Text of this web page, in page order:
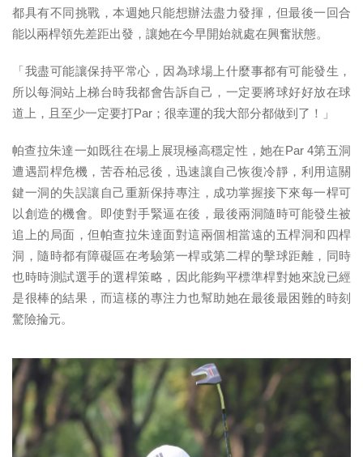
都具有不同挑戰，本週她只能想辦法盡力發揮，但最後一回合
能以兩桿領先差距出發，讓她在今早開始就處在興奮狀態。
「我盡可能讓保持平常心，因為球場上什麼事都有可能發生，
所以每洞站上梯台時我都會告訴自己，一定要將球好好放在球
道上，且至少一定要打Par；很幸運的我大部分都做到了！」
帕查拉朱達一如既往在場上展現極高穩定性，她在Par 4第五洞
遭遇罰桿危機，苦吞柏忌後，迅速讓自己恢復冷靜，利用這關
鍵一洞的失誤讓自己重新保持專注，成功掌握接下來每一桿可
以創造的機會。即使對手緊逼在後，最後兩洞隨時可能發生被
追上的局面，但帕查拉朱達面對這兩個相當遠的五桿洞和四桿
洞，隨時都有障礙區在考驗第一桿或第二桿的擊球距離，同時
也時時測試選手的選桿策略，因此能夠平標準桿對她來說已經
是很棒的結果，而這樣的專注力也幫助她在最後最困難的時刻
驚險掄元。